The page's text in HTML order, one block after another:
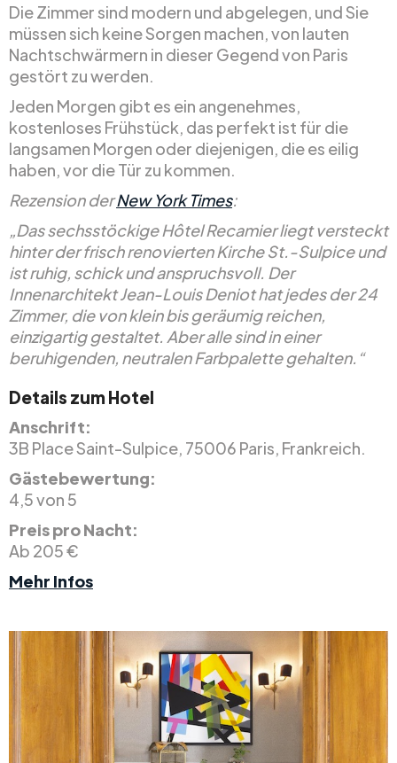
Die Zimmer sind modern und abgelegen, und Sie
müssen sich keine Sorgen machen, von lauten
Nachtschwärmern in dieser Gegend von Paris
gestört zu werden.
Jeden Morgen gibt es ein angenehmes,
kostenloses Frühstück, das perfekt ist für die
langsamen Morgen oder diejenigen, die es eilig
haben, vor die Tür zu kommen.
Rezension derNew York Times:
„Das sechsstöckige Hôtel Recamier liegt versteckt
hinter der frisch renovierten Kirche St.-Sulpice und
ist ruhig, schick und anspruchsvoll. Der
Innenarchitekt Jean-Louis Deniot hat jedes der 24
Zimmer, die von klein bis geräumig reichen,
einzigartig gestaltet. Aber alle sind in einer
beruhigenden, neutralen Farbpalette gehalten.“
Details zum Hotel
Anschrift:
3B Place Saint-Sulpice, 75006 Paris, Frankreich.
Gästebewertung:
4,5 von 5
Preis pro Nacht:
Ab 205 €
Mehr Infos